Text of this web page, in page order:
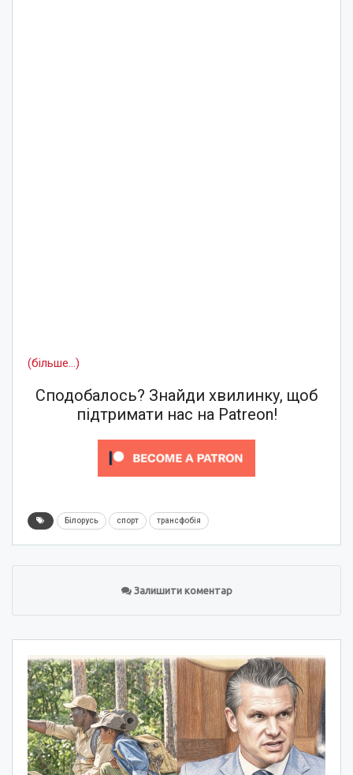
(більше…)
Сподобалось? Знайди хвилинку, щоб
підтримати нас на Patreon!
Білорусь спорт трансфобія
Залишити коментар